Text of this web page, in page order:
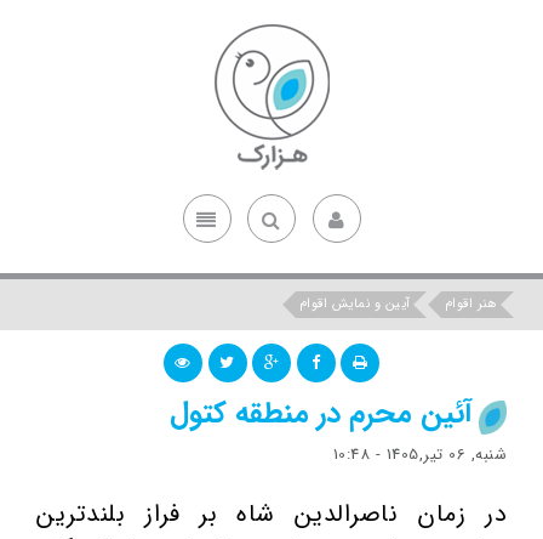
هنر اقوام آیین و نمایش اقوام
آئین محرم در منطقه کتول
شنبه, 06 تیر,1405 - 10:48
در زمان ناصرالدین شاه بر فراز بلندترین